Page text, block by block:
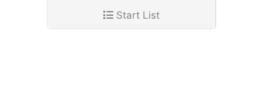
Start List